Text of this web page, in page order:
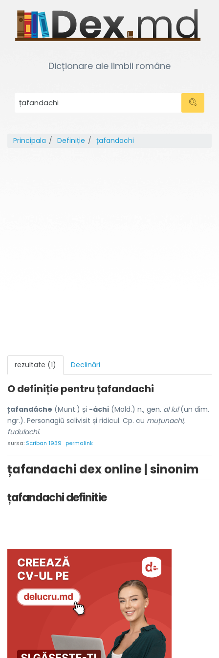
Dicționare ale limbii române
Principala Definiție țafandachi
rezultate (1) Declinări
O definiție pentruțafandachi
țafandáche (Munt.) și -áchi (Mold.) n., gen. al luĭ(un dim.
ngr.). Personagiŭ sclivisit și ridicul. Cp. cu muțunachi,
fudulachi.
sursa: Scriban 1939 permalink
țafandachi dex online | sinonim
țafandachi definitie